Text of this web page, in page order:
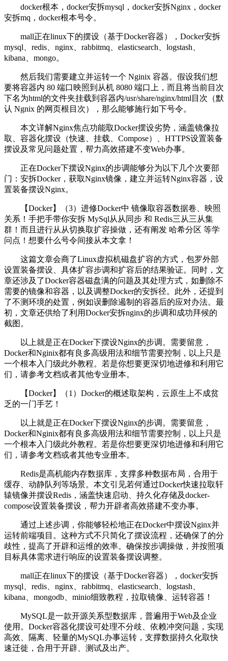
docker根本，docker安拆mysql，docker安拆Nginx，docker
安拆mq，docker根本号令。
mall正在linux下的摆设（基于Docker容器），Docker安拆
mysql、redis、nginx、rabbitmq、elasticsearch、logstash、
kibana、mongo。
然后我们需要建立并运转一个 Nginix 容器。假设我们想
要将容器内 80 端口映照到从机 8080 端口上，而且将当前目次
下名为html的文件夹挂载到容器内/usr/share/nginx/html目次（默
认 Ngnix 的网页根目次），那么能够施行如下号令。
本文详解Nginx焦点功能取Docker摆设劣势，涵盖镜像拉
取、容器化摆设（快速、挂载、Compose）、HTTPS设置装备
摆设及常见问题处置，帮力高效搭建不变Web办事。
正在Docker下摆设Nginx的步调能够分为以下几个次要部
门：安拆Docker，获取Nginx镜像，建立并运转Nginx容器，设
置装备摆设Nginx。
【Docker】（3）进修Docker中 镜像取容器数据卷、映照
关系！手把手带你安拆 MySql从从同步 和 Redis三从三从集
群！而且进行从从切换取扩容操做，还有阐发 哈希分区 等学
问点！想要什么号令间接从本文拿！
这篇文章会商了Linux虚拟机磁盘扩容的方式，包罗外部
设置装备摆设、具体扩容步调和扩容后的结果验证。同时，文
章还涉及了Docker容器磁盘满的问题及其处理方式，如删除不
需要的镜像和容器，以及调整Docker的安拆径。此外，还提到
了不测环境的处置，例如误删除遏制的容器后的应对办法。最
初，文章还供给了利用Docker安拆nginx的步调和成功拜候的
截图。
以上就是正在Docker下摆设Nginx的步调。需要留意，
Docker和Nginix都有良多高级用法和细节需要控制，以上只是
一个根本入门级此外教程。若是你想要更深切地进修和利用它
们，请参考文档或者其他专业册本。
【Docker】（1）Docker的概述取架构，云原生上不成贫
乏的一门手艺！
以上就是正在Docker下摆设Nginx的步调。需要留意，
Docker和Nginix都有良多高级用法和细节需要控制，以上只是
一个根本入门级此外教程。若是你想要更深切地进修和利用它
们，请参考文档或者其他专业册本。
Redis是高机能内存数据库，支撑多种数据布局，合用于
缓存、动静队列等场景。本文引见若何通过Docker快速拉取轩
辕镜像并摆设Redis，涵盖快速启动、持久化存储及docker-
compose设置装备摆设，帮力开辟者高效搭建不变办事。
通过上述步调，你能够轻松地正在Docker中摆设Nginx并
运转前端项目。这种方式不只简化了摆设流程，还确保了的分
歧性，提高了开辟和运维的效率。确保按步调操做，并按照项
目标具体需求进行响应的设置装备摆设调整。
mall正在linux下的摆设（基于Docker容器），docker安拆
mysql、redis、nginx、rabbitmq、elasticsearch、logstash、
kibana、mongodb、minio细致教程，拉取镜像、运转容器！
MySQL是一款开源关系型数据库，普遍用于Web及企业
使用。Docker容器化摆设可处理不分歧、依赖冲突问题，实现
高效、隔离、轻量的MySQL办事运转，支撑数据持久化取快
速迁徙，合用于开辟、测试及出产。